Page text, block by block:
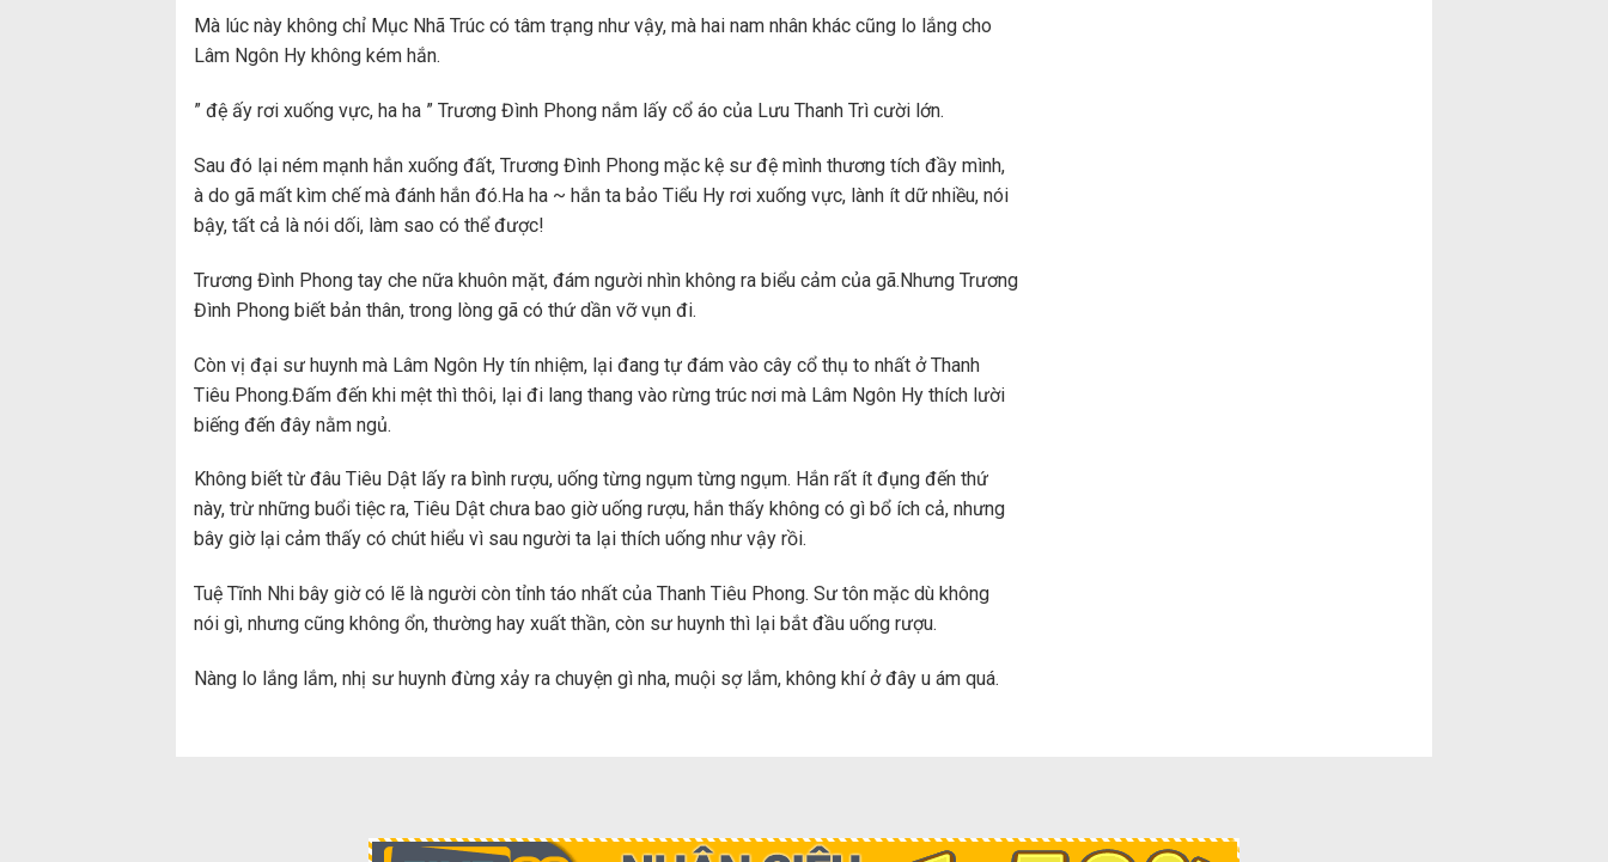
Mà lúc này không chỉ Mục Nhã Trúc có tâm trạng như vậy, mà hai nam nhân khác cũng lo lắng cho
Lâm Ngôn Hy không kém hắn.
” đệ ấy rơi xuống vực, ha ha ” Trương Đình Phong nắm lấy cổ áo của Lưu Thanh Trì cười lớn.
Sau đó lại ném mạnh hắn xuống đất, Trương Đình Phong mặc kệ sư đệ mình thương tích đầy mình,
à do gã mất kìm chế mà đánh hắn đó.Ha ha ~ hắn ta bảo Tiểu Hy rơi xuống vực, lành ít dữ nhiều, nói
bậy, tất cả là nói dối, làm sao có thể được!
Trương Đình Phong tay che nữa khuôn mặt, đám người nhìn không ra biểu cảm của gã.Nhưng Trương
Đình Phong biết bản thân, trong lòng gã có thứ dần vỡ vụn đi.
Còn vị đại sư huynh mà Lâm Ngôn Hy tín nhiệm, lại đang tự đám vào cây cổ thụ to nhất ở Thanh
Tiêu Phong.Đấm đến khi mệt thì thôi, lại đi lang thang vào rừng trúc nơi mà Lâm Ngôn Hy thích lười
biếng đến đây nằm ngủ.
Không biết từ đâu Tiêu Dật lấy ra bình rượu, uống từng ngụm từng ngụm. Hắn rất ít đụng đến thứ
này, trừ những buổi tiệc ra, Tiêu Dật chưa bao giờ uống rượu, hắn thấy không có gì bổ ích cả, nhưng
bây giờ lại cảm thấy có chút hiểu vì sau người ta lại thích uống như vậy rồi.
Tuệ Tĩnh Nhi bây giờ có lẽ là người còn tỉnh táo nhất của Thanh Tiêu Phong. Sư tôn mặc dù không
nói gì, nhưng cũng không ổn, thường hay xuất thần, còn sư huynh thì lại bắt đầu uống rượu.
Nàng lo lắng lắm, nhị sư huynh đừng xảy ra chuyện gì nha, muội sợ lắm, không khí ở đây u ám quá.